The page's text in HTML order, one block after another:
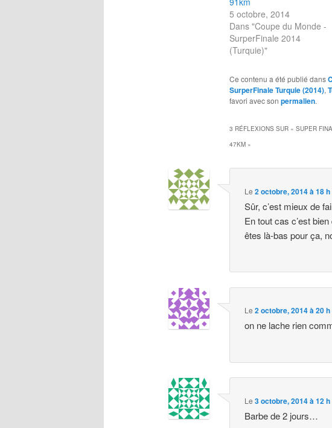
5 octobre, 2014
Dans "Coupe du Monde -
SurperFinale 2014
(Turquie)"
Ce contenu a été publié dans
SurperFinale Turquie (2014),
favori avec son permalien.
3 RÉFLEXIONS SUR « SUPER
47KM»
Le2 octobre, 2014 à 18
Sûr, c’est mieux de
En tout cas c’est
êtes là-bas pour ça,
Le2 octobre, 2014 à 20
on ne lache rien
Le3 octobre, 2014 à 12
Barbe de 2 jours…